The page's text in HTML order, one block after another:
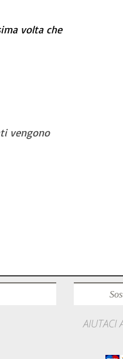
volta che
vengono
AIUTACI